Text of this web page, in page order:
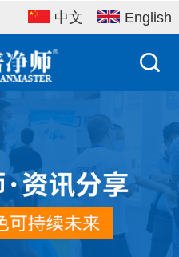
中文 English